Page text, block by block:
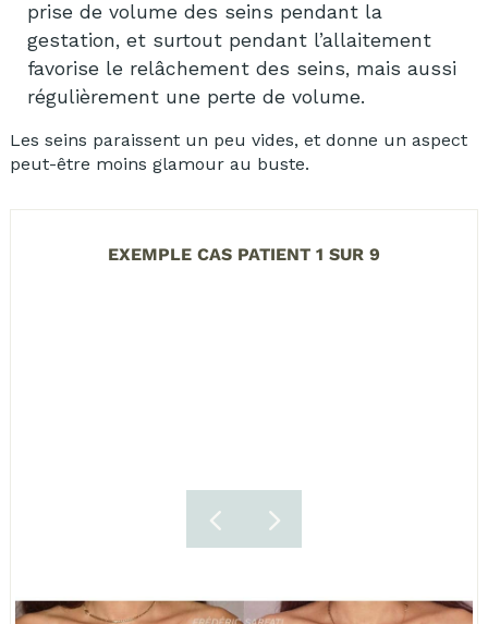
prise de volume des seins pendant la
gestation, et surtout pendant l’allaitement
favorise le relâchement des seins, mais aussi
régulièrement une perte de volume.
Les seins paraissent un peu vides, et donne un aspect
peut-être moins glamour au buste.
EXEMPLE CAS PATIENT 1 SUR 9